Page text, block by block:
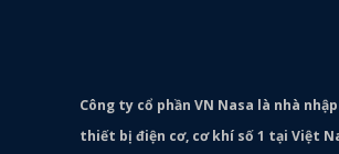
Công ty cổ phần VN Nasa là nhà
thiết bị điện cơ, cơ khí số 1 tại Việt